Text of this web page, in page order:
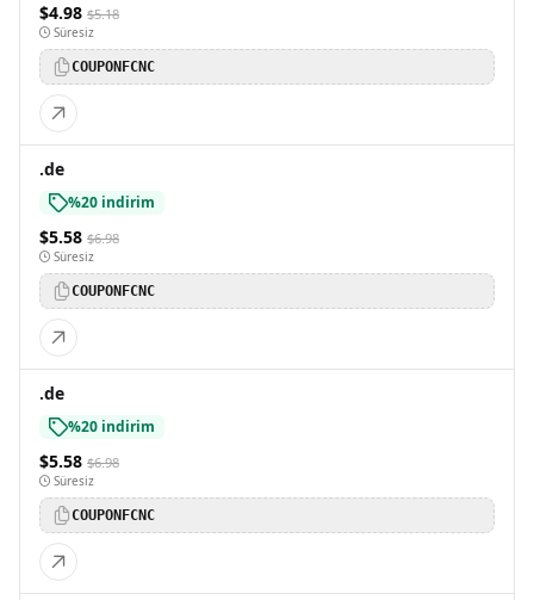
$4.98 $5.18
Süresiz
COUPONFCNC
.de
%20 indirim
$5.58 $6.98
Süresiz
COUPONFCNC
.de
%20 indirim
$5.58 $6.98
Süresiz
COUPONFCNC